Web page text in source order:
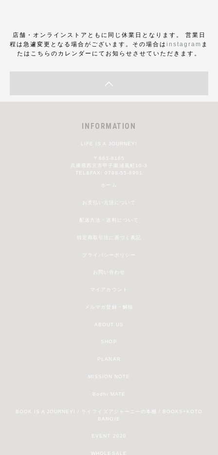
店舗・オンラインストアともに同じ休業日となります。 営業日
程は急遽変更となる場合がございます。その場合は instagram ま
たはこちらのカレンダーにてお知らせさせていただきます。
INFORMATION
LIFE IS A JOURNEY!
〒663-8165
兵庫県西宮市甲子園浦風町10-3
TEL&FAX: 0798-55-8901
ホーム
お支払い方法について
配送方法・送料について
特定商取引法に基づく表記
プライバシーポリシー
お問い合わせ
マイアカウント
メルマガ登録・解除
ABOUT US
SHOP
PLANAR
MISSION NOTE
Bodhi MATE
BOOK IS A JOURNEY! / ライフイズアジャーニーの本棚 / BOOKS+KOTO
BANOIE
EVENT 2020
WHOLESALE